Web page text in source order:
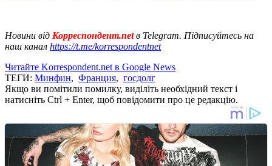
Новини від Корреспондент.netв Telegram. Підписуйтесь на
наш канал https://t.me/korrespondentnet
Читайте Korrespondent.net в Google News
ТЕГИ: Минфин, Франция, госдолг
Якщо ви помітили помилку, виділіть необхідний текст і
натисніть Ctrl + Enter, щоб повідомити про це редакцію.